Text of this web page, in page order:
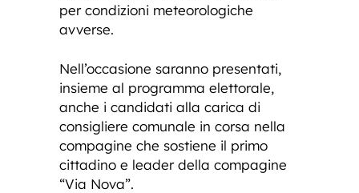
per condizioni meteorologiche
avverse.
Nell’occasione saranno presentati,
insieme al programma elettorale,
anche i candidati alla carica di
consigliere comunale in corsa nella
compagine che sostiene il primo
cittadino e leader della compagine
“Via Nova”.